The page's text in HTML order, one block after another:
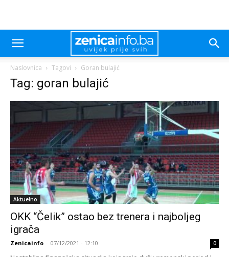
Naslovnica Tagovi Goran bulajić
Tag: goran bulajić
Aktuelno
OKK “Čelik” ostao bez trenera i najboljeg
igrača
Zenicainfo - 07/12/2021 - 12:10 0